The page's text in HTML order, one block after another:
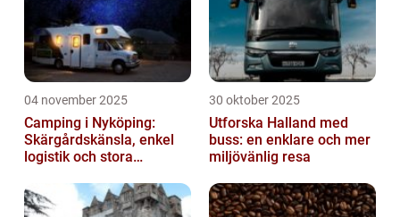
04 november 2025
Camping i Nyköping:
Skärgårdskänsla, enkel
logistik och stora
30 oktober 2025
Utforska Halland med
buss: en enklare och mer
miljövänlig resa